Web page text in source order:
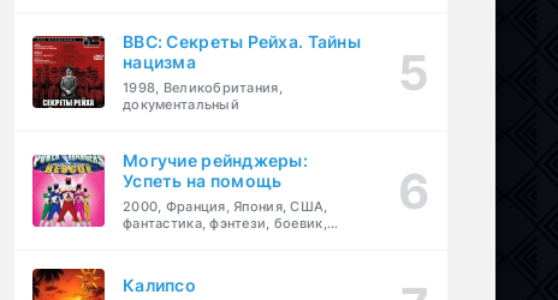
BBC: Секреты Рейха. Тайны
нацизма
1998, Великобритания,
документальный
Могучие рейнджеры:
Успеть на помощь
2000, Франция, Япония, США,
фантастика, фэнтези, боевик,
Калипсо